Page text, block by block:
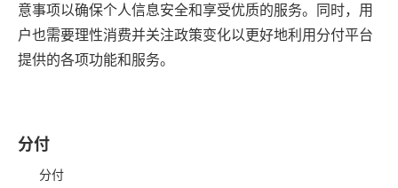
意事项以确保个人信息安全和享受优质的服务。同时，用
户也需要理性消费并关注政策变化以更好地利用分付平台
提供的各项功能和服务。
分付
分付